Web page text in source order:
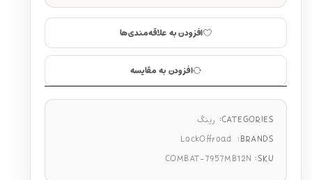
افزودن به علاقه‌مندی‌ها
افزودن به مقایسه
CATEGORIES: رینگ
BRANDS:
LockOffroad
SKU:
COMBAT-7957MB12N